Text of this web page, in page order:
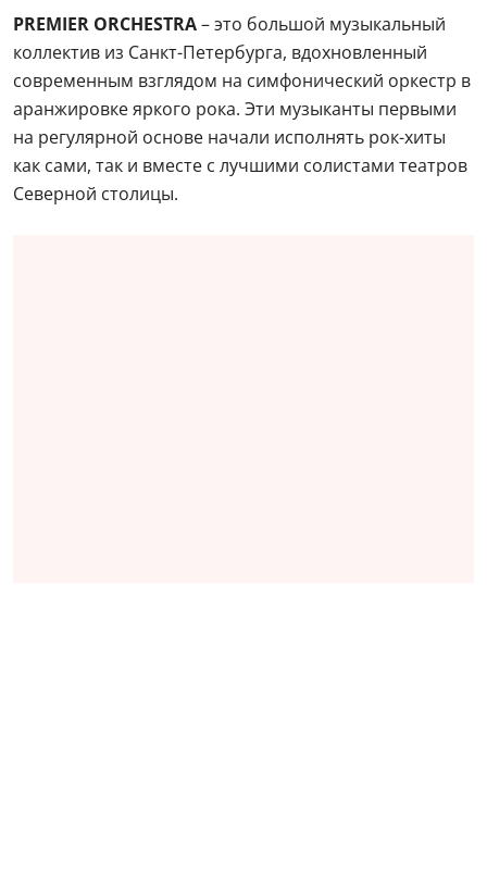
PREMIER ORCHESTRA– это большой музыкальный
коллектив из Санкт-Петербурга, вдохновленный
современным взглядом на симфонический оркестр в
аранжировке яркого рока. Эти музыканты первыми
на регулярной основе начали исполнять рок-хиты
как сами, так и вместе с лучшими солистами театров
Северной столицы.